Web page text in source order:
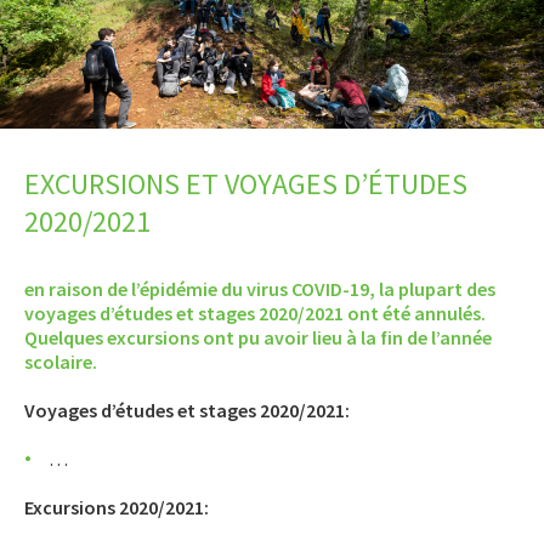
INSCRIPTIONS 2026
LE LYCÉE
ACTUALITÉ
ACTIVITÉS
Présentation
Book Club
Groupe Geoghelli
EXCURSIONS ET VOYAGES D’ÉTUDES
2020/2021
en raison de l’épidémie du virus COVID-19, la plupart des
voyages d’études et stages 2020/2021 ont été annulés.
Quelques excursions ont pu avoir lieu à la fin de l’année
scolaire.
Voyages d’études et stages 2020/2021:
…
Excursions 2020/2021: